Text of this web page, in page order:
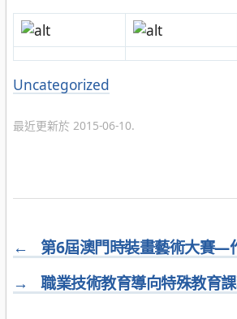
分
Uncategorized
最近更新於 2015-06-10.
←
第6屆澳門時裝畫藝術大賽—
→
職業技術教育導向特殊教育